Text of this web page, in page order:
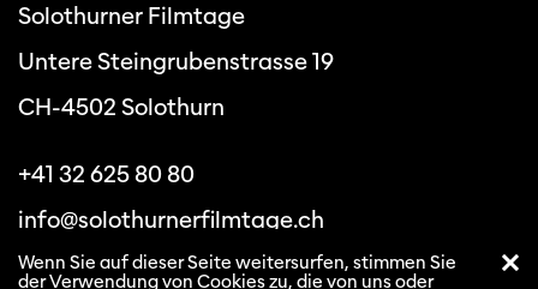
Solothurner Filmtage
Untere Steingrubenstrasse 19
CH-4502 Solothurn
+41 32 625 80 80
info@solothurnerfilmtage.ch
Wenn Sie auf dieser Seite weitersurfen, stimmen Sie
der Verwendung von Cookies zu, die von uns oder